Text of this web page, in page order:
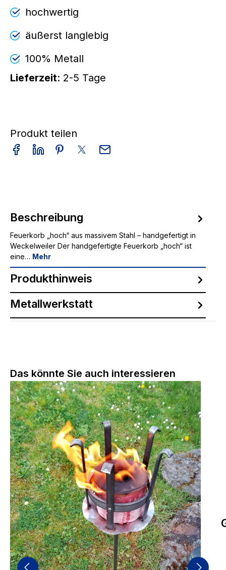
hochwertig
äußerst langlebig
100% Metall
Lieferzeit: 2-5 Tage
Produkt teilen
Beschreibung
Feuerkorb „hoch“ aus massivem Stahl – handgefertigt in
Weckelweiler Der handgefertigte Feuerkorb „hoch“ ist
eine… Mehr
Produkthinweis
Metallwerkstatt
Produktgalerie überspringen
Das könnte Sie auch interessieren